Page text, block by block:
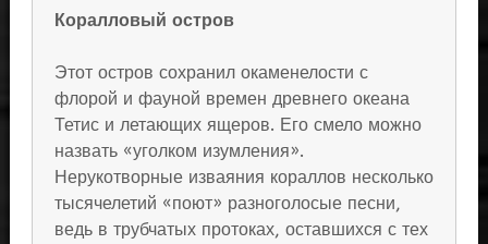
Коралловый остров
Этот остров сохранил окаменелости с
флорой и фауной времен древнего океана
Тетис и летающих ящеров. Его смело можно
назвать «уголком изумления».
Нерукотворные изваяния кораллов несколько
тысячелетий «поют» разноголосые песни,
ведь в трубчатых протоках, оставшихся с тех